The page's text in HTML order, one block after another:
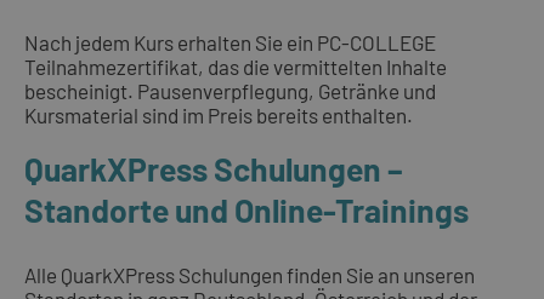
Nach jedem Kurs erhalten Sie ein PC-COLLEGE
Teilnahmezertifikat, das die vermittelten Inhalte
bescheinigt. Pausenverpflegung, Getränke und
Kursmaterial sind im Preis bereits enthalten.
QuarkXPress Schulungen –
Standorte und Online-Trainings
Alle QuarkXPress Schulungen finden Sie an unseren